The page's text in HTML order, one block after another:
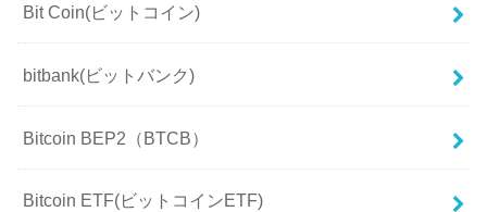
Bit Coin(ビットコイン)
bitbank(ビットバンク)
Bitcoin BEP2（BTCB）
Bitcoin ETF(ビットコインETF)